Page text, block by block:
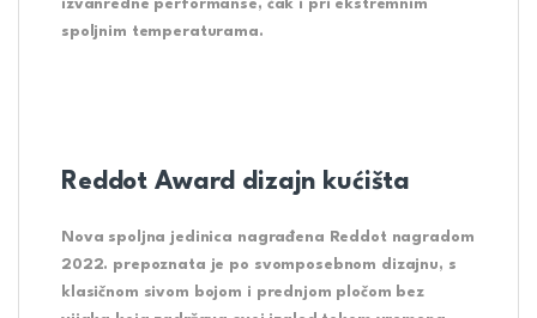
izvanredne performanse, čak i pri ekstremnim
spoljnim temperaturama.
Reddot Award dizajn kućišta
Nova spoljna jedinica nagrađena Reddot nagradom
2022. prepoznata je po svomposebnom dizajnu, s
klasičnom sivom bojom i prednjom pločom bez